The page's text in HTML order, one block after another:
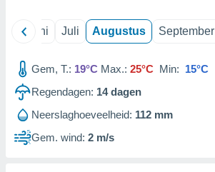
Juni Juli Augustus September
Gem, T.: 19°C Max.: 25°C Min: 15°C
Regendagen: 14dagen
Neerslaghoeveelheid: 112 mm
Gem. wind: 2 m/s